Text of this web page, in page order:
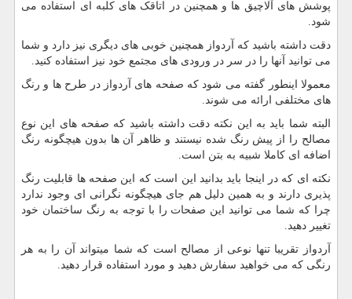
پوشش های آلاچیق ها و همچنین در اتاقک های کلبه ای استفاده می
شود.
دقت داشته باشید که آردواز همچنین خوبی های دیگری نیز دارد و شما
می توانید آنها را در سر در ورودی های مجتمع خود نیز استفاده کنید.
معمولا اینطور گفته می شود که صفحه های آردواز در طرح ها و رنگ
های مختلفی ارائه می شوند.
البته شما باید به این نکته دقت داشته باشید که صفحه های این نوع
مصالح را از پیش رنگ شده نیستند و ظاهر آن ها بدون هیچگونه رنگ
اضافه ای کاملا شبیه به بتن است.
نکته ای که در اینجا باید بدانید این است که این صفحه ها قابلیت رنگ
پذیری دارند و به همین دلیل هم جای هیچگونه نگرانی ای وجود ندارد
چرا که شما می توانید این صفحات را با توجه به رنگ ساختمان خود
تغییر دهید.
آردواز تقریبا تنها نوعی از مصالح است که شما میتواند آن را به هر
رنگی که می خواهید سفارش دهید و مورد استفاده قرار دهید.